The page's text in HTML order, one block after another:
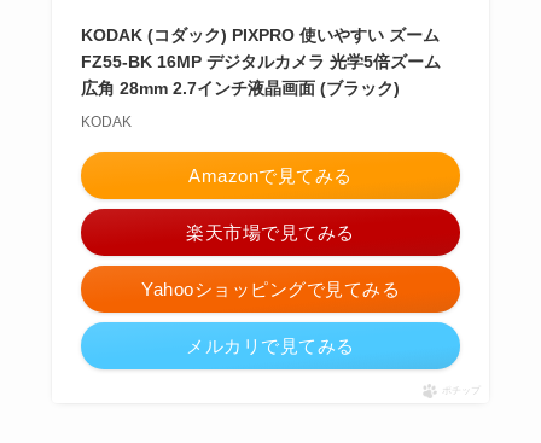
KODAK (コダック) PIXPRO 使いやすい ズーム
FZ55-BK 16MP デジタルカメラ 光学5倍ズーム
広角 28mm 2.7インチ液晶画面 (ブラック)
KODAK
Amazonで見てみる
楽天市場で見てみる
Yahooショッピングで見てみる
メルカリで見てみる
ポチップ